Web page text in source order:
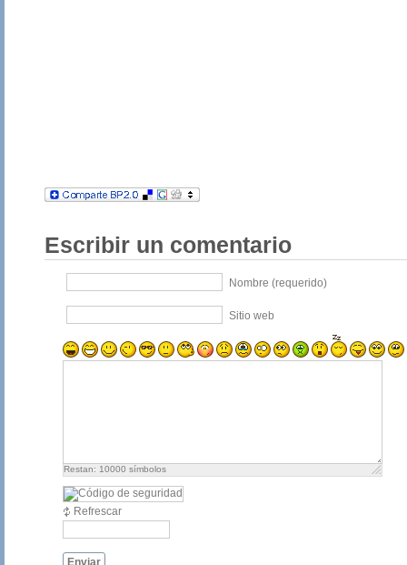
Escribir un comentario
Nombre (requerido)
Sitio web
Restan: 10000 símbolos
Refrescar